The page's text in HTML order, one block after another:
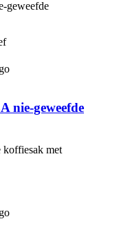
nie-geweefde